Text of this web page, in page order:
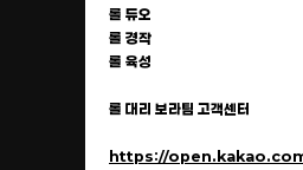
롤 듀오
롤 경작
롤 육성
롤 대리 보라팀 고객센터
https://